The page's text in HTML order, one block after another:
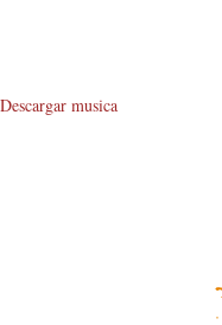
Descargar musica